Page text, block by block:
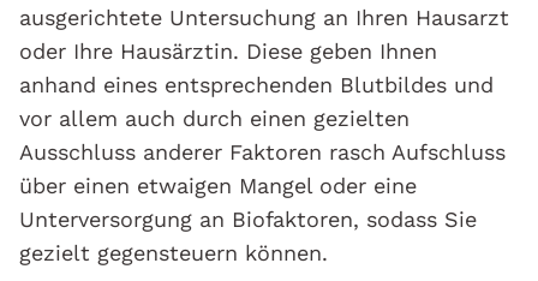
ausgerichtete Untersuchung an Ihren Hausarzt
oder Ihre Hausärztin. Diese geben Ihnen
anhand eines entsprechenden Blutbildes und
vor allem auch durch einen gezielten
Ausschluss anderer Faktoren rasch Aufschluss
über einen etwaigen Mangel oder eine
Unterversorgung an Biofaktoren, sodass Sie
gezielt gegensteuern können.